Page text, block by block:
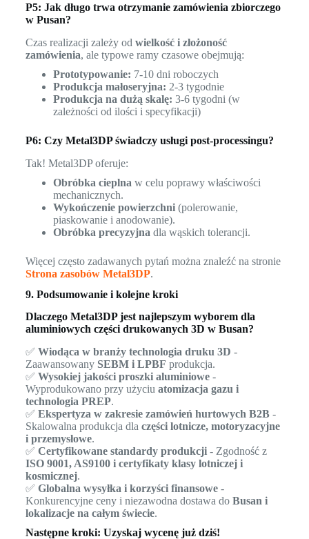
P5: Jak długo trwa otrzymanie zamówienia zbiorczego
w Pusan?
Czas realizacji zależy od wielkość i złożoność
zamówienia, ale typowe ramy czasowe obejmują:
Prototypowanie: 7-10 dni roboczych
Produkcja małoseryjna: 2-3 tygodnie
Produkcja na dużą skalę: 3-6 tygodni (w
zależności od ilości i specyfikacji)
P6: Czy Metal3DP świadczy usługi post-processingu?
Tak! Metal3DP oferuje:
Obróbka cieplna w celu poprawy właściwości
mechanicznych.
Wykończenie powierzchni(polerowanie,
piaskowanie i anodowanie).
Obróbka precyzyjna dla wąskich tolerancji.
Więcej często zadawanych pytań można znaleźć na stronie
Strona zasobów Metal3DP.
9. Podsumowanie i kolejne kroki
Dlaczego Metal3DP jest najlepszym wyborem dla
aluminiowych części drukowanych 3D w Busan?
✅ Wiodąca w branży technologia druku 3D -
Zaawansowany SEBM i LPBF produkcja.
✅ Wysokiej jakości proszki aluminiowe-
Wyprodukowano przy użyciu atomizacja gazu i
technologia PREP.
✅ Ekspertyza w zakresie zamówień hurtowych B2B-
Skalowalna produkcja dla części lotnicze, motoryzacyjne
i przemysłowe.
✅ Certyfikowane standardy produkcji- Zgodność z
ISO 9001, AS9100 i certyfikaty klasy lotniczej i
kosmicznej.
✅ Globalna wysyłka i korzyści finansowe-
Konkurencyjne ceny i niezawodna dostawa do Busan i
lokalizacje na całym świecie.
Następne kroki: Uzyskaj wycenę już dziś!